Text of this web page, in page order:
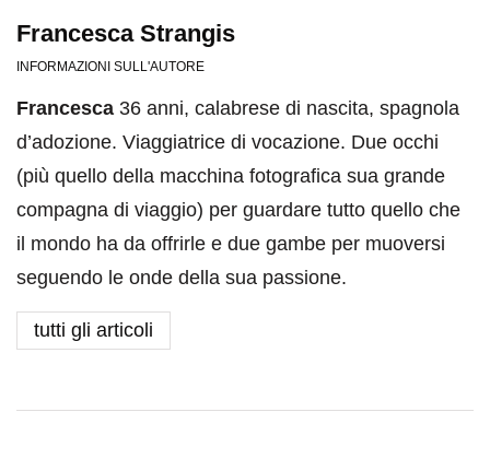
Francesca Strangis
INFORMAZIONI SULL'AUTORE
Francesca 36 anni, calabrese di nascita, spagnola
d’adozione. Viaggiatrice di vocazione. Due occhi
(più quello della macchina fotografica sua grande
compagna di viaggio) per guardare tutto quello che
il mondo ha da offrirle e due gambe per muoversi
seguendo le onde della sua passione.
tutti gli articoli